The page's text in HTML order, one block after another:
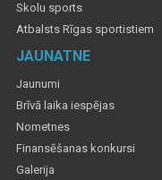
Skolu sports
Atbalsts Rīgas sportistiem
JAUNATNE
Jaunumi
Brīvā laika iespējas
Nometnes
Finansēšanas konkursi
Galerija